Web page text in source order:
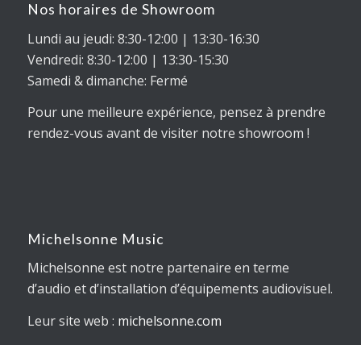
Nos horaires de Showroom
Lundi au jeudi: 8:30-12:00 | 13:30-16:30
Vendredi: 8:30-12:00 | 13:30-15:30
Samedi & dimanche: Fermé
Pour une meilleure expérience, pensez à prendre
rendez-vous avant de visiter notre showroom !
Michelsonne Music
Michelsonne est notre partenaire en terme
d’audio et d’installation d’équipements audiovisuel.
Leur site web : michelsonne.com